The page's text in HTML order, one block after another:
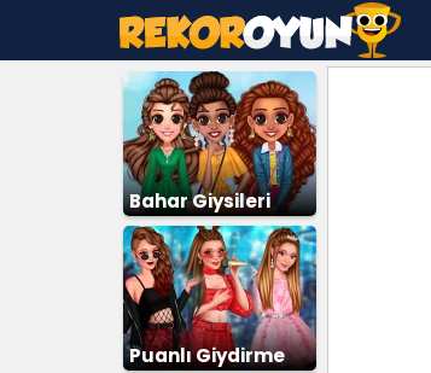
Bahar Giysileri
Puanlı Giydirme